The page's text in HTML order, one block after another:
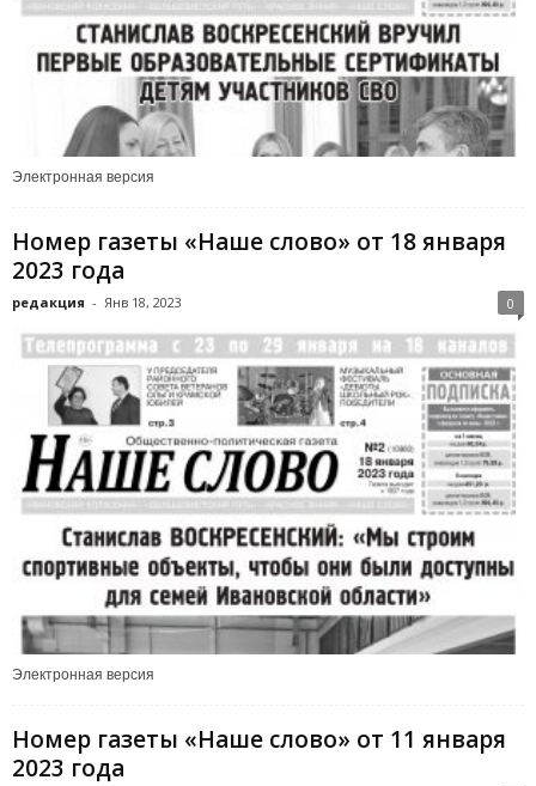
Электронная версия
Номер газеты «Наше слово» от 18 января
2023 года
редакция - Янв 18, 2023 0
Электронная версия
Номер газеты «Наше слово» от 11 января
2023 года